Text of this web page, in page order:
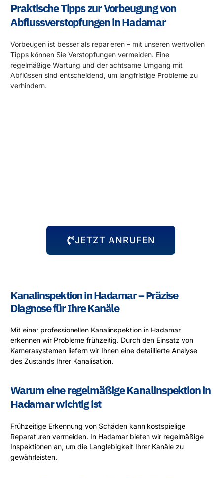
Praktische Tipps zur Vorbeugung von
Abflussverstopfungen in Hadamar
Vorbeugen ist besser als reparieren – mit unseren wertvollen
Tipps können Sie Verstopfungen vermeiden. Eine
regelmäßige Wartung und der achtsame Umgang mit
Abflüssen sind entscheidend, um langfristige Probleme zu
verhindern.
JETZT ANRUFEN
Kanalinspektion in Hadamar – Präzise
Diagnose für Ihre Kanäle
Mit einer professionellen Kanalinspektion in Hadamar
erkennen wir Probleme frühzeitig. Durch den Einsatz von
Kamerasystemen liefern wir Ihnen eine detaillierte Analyse
des Zustands Ihrer Kanalisation.
Warum eine regelmäßige Kanalinspektion in
Hadamar wichtig ist
Frühzeitige Erkennung von Schäden kann kostspielige
Reparaturen vermeiden. In Hadamar bieten wir regelmäßige
Inspektionen an, um die Langlebigkeit Ihrer Kanäle zu
gewährleisten.